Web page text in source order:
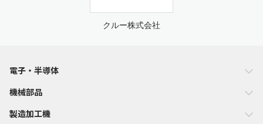
クルー株式会社
電子・半導体
機械部品
製造加工機